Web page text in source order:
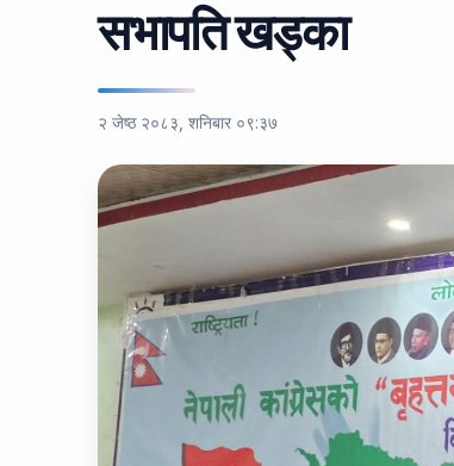
सभापति खड्का
२ जेष्ठ २०८३, शनिबार ०९:३७